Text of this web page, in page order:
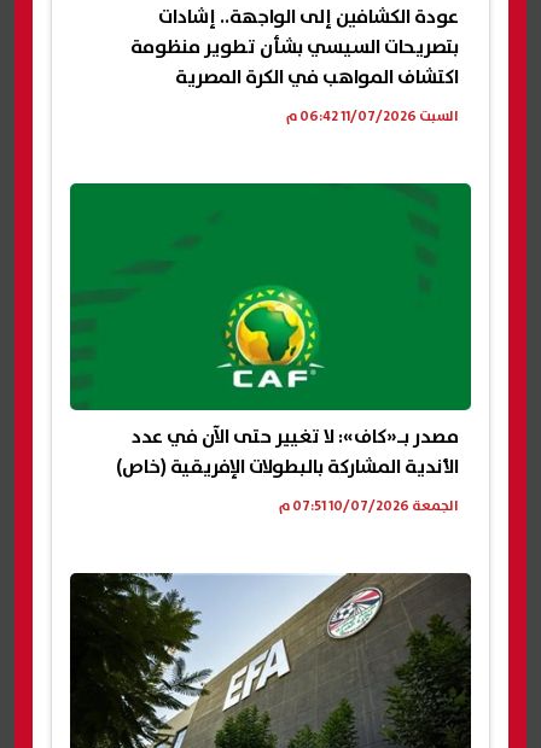
عودة الكشافين إلى الواجهة.. إشادات
بتصريحات السيسي بشأن تطوير منظومة
اكتشاف المواهب في الكرة المصرية
السبت 11/07/2026 06:42 م
مصدر بـ«كاف»: لا تغيير حتى الآن في عدد
الأندية المشاركة بالبطولات الإفريقية (خاص)
الجمعة 10/07/2026 07:51 م